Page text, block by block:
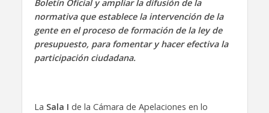
Boletín Oficial y ampliar la difusión de la
normativa que establece la intervención de la
gente en el proceso de formación de la ley de
presupuesto, para fomentar y hacer efectiva la
participación ciudadana.
La Sala I de la Cámara de Apelaciones en lo